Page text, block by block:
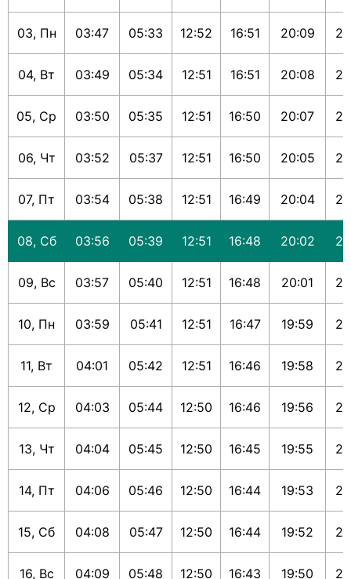
03, Пн 03:47 05:33 12:52 16:51 20:09
04, Вт 03:49 05:34 12:51 16:51 20:08
05, Ср 03:50 05:35 12:51 16:50 20:07
06, Чт 03:52 05:37 12:51 16:50 20:05
07, Пт 03:54 05:38 12:51 16:49 20:04
08, Сб 03:56 05:39 12:51 16:48 20:02
09, Вс 03:57 05:40 12:51 16:48 20:01
10, Пн 03:59 05:41 12:51 16:47 19:59
11, Вт 04:01 05:42 12:51 16:46 19:58
12, Ср 04:03 05:44 12:50 16:46 19:56
13, Чт 04:04 05:45 12:50 16:45 19:55
14, Пт 04:06 05:46 12:50 16:44 19:53
15, Сб 04:08 05:47 12:50 16:44 19:52
16, Вс 04:09 05:48 12:50 16:43 19:50